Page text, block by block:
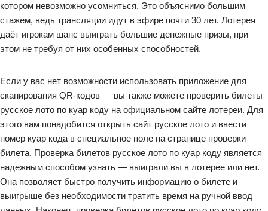
котором невозможно усомниться. Это объяснимо большим
стажем, ведь трансляции идут в эфире почти 30 лет. Лотерея
даёт игрокам шанс выиграть большие денежные призы, при
этом не требуя от них особенных способностей.
Если у вас нет возможности использовать приложение для
сканирования QR-кодов — вы также можете проверить билеты
русское лото по куар коду на официальном сайте лотереи. Для
этого вам понадобится открыть сайт русское лото и ввести
номер куар кода в специальное поле на странице проверки
билета. Проверка билетов русское лото по куар коду является
надежным способом узнать — выиграли вы в лотерее или нет.
Она позволяет быстро получить информацию о билете и
выигрыше без необходимости тратить время на ручной ввод